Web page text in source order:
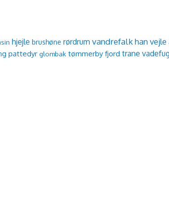
hjejle brushøne rørdrum vandrefalkhan vejle
pattedyr glombak tømmerby fjord trane